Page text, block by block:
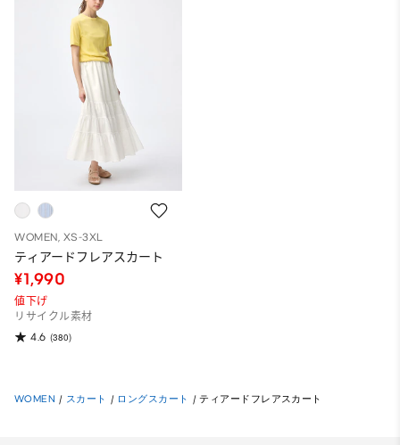
WOMEN, XS-3XL
ティアードフレアスカート
¥1,990
値下げ
リサイクル素材
4.6 (380)
WOMEN / スカート / ロングスカート / ティアードフレアスカート